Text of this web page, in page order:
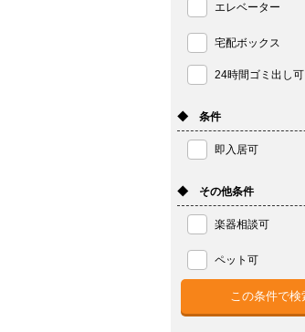
エレベーター
宅配ボックス
24時間ゴミ出し可
◆ 条件
即入居可
◆ その他条件
楽器相談可
ペット可